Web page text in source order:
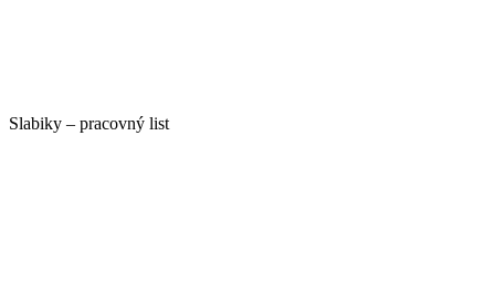
Slabiky – pracovný list